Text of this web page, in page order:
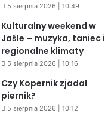
5 sierpnia 2026 | 10:49
Kulturalny weekend w
Jaśle – muzyka, taniec i
regionalne klimaty
5 sierpnia 2026 | 10:16
Czy Kopernik zjadał
piernik?
5 sierpnia 2026 | 10:12